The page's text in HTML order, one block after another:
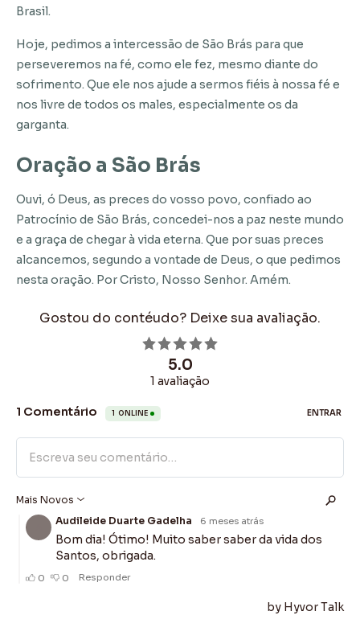
Brasil.
Hoje, pedimos a intercessão de São Brás para que
perseveremos na fé, como ele fez, mesmo diante do
sofrimento. Que ele nos ajude a sermos fiéis à nossa fé e
nos livre de todos os males, especialmente os da
garganta.
Oração a São Brás
Ouvi, ó Deus, as preces do vosso povo, confiado ao
Patrocínio de São Brás, concedei-nos a paz neste mundo
e a graça de chegar à vida eterna. Que por suas preces
alcancemos, segundo a vontade de Deus, o que pedimos
nesta oração. Por Cristo, Nosso Senhor. Amém.